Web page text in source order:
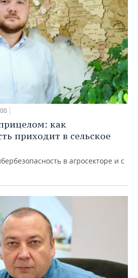
как
приходит в сельское
в агросекторе и с